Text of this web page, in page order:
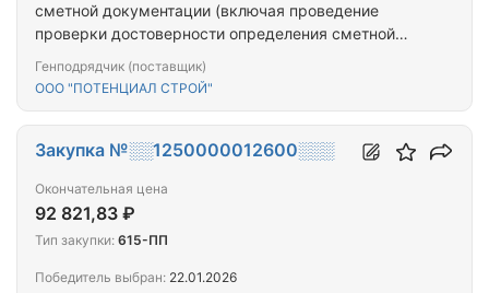
сметной документации (включая проведение
проверки достоверности определения сметной
ремонту (замене) лифтового оборудования,
многоквартирного дома, расположенном по
адресу: Республика Тыва, г. Кызыл, ул. Ангарский
Генподрядчик (поставщик)
ООО "ПОТЕНЦИАЛ СТРОЙ"
Закупка №░░1250000012600░░░
Окончательная цена
92 821,83 ₽
Тип закупки: 615-ПП
Победитель выбран: 22.01.2026